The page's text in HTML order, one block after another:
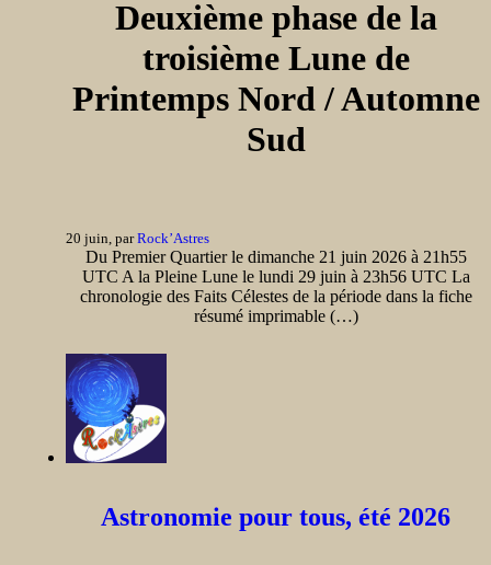
Deuxième phase de la
troisième Lune de
Printemps Nord / Automne
Sud
20 juin, parRock’Astres
Du Premier Quartier le dimanche 21 juin 2026 à 21h55
UTC A la Pleine Lune le lundi 29 juin à 23h56 UTC La
chronologie des Faits Célestes de la période dans la fiche
résumé imprimable (…)
Astronomie pour tous, été 2026